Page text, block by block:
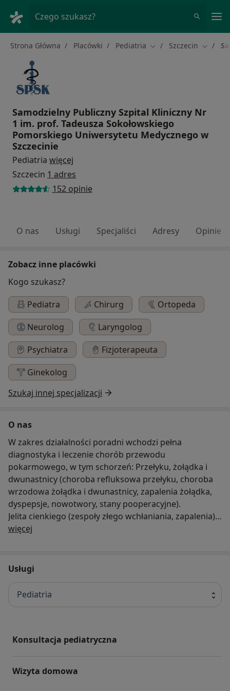
Czego szukasz?
Strona Główna Placówki Pediatria Zmień miasto
Szczecin Zmień
Samodzielny Publiczny Szpital Kliniczny Nr
1 im. prof. Tadeusza Sokołowskiego
Pomorskiego Uniwersytetu Medycznego w
Szczecinie
Pediatria więcej
Szczecin 1 adres
152 opinie
O nas Usługi Specjaliści Adresy Opinie
Zobacz inne placówki
Kogo szukasz?
Pediatra
Chirurg
Ortopeda
Neurolog
Laryngolog
Psychiatra
Fizjoterapeuta
Ginekolog
Szukaj innej specjalizacji
O nas
W zakres działalności poradni wchodzi pełna
diagnostyka i leczenie chorób przewodu
pokarmowego, w tym schorzeń: Przełyku, żołądka i
dwunastnicy (choroba refluksowa przełyku, choroba
wrzodowa żołądka i dwunastnicy, zapalenia żołądka,
dyspepsje, nowotwory, stany pooperacyjne).
Jelita cienkiego (zespoły złego wchłaniania, zapalenia).
Jelita grubego (zapalenia, polipy, uchyłki, nowotwory,
Wątroby (przewlekłe zapalenia wirusowe,
spichrzeniowe, nadciśnienie wrotne).
Układu żółciowego (kamica pęcherzyka żółciowego i
Poradnia korzysta z nowoczesnego Ośrodka
najwyższej klasy firmy Olympus i ALOKA
więcej
Usługi
Pediatria
Konsultacja pediatryczna
Wizyta domowa